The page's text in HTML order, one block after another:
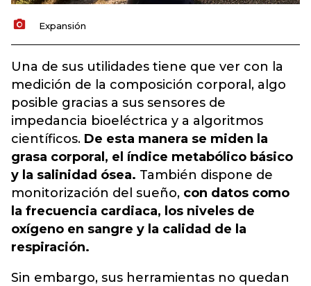
Expansión
Una de sus utilidades tiene que ver con la
medición de la composición corporal, algo
posible gracias a sus sensores de
impedancia bioeléctrica y a algoritmos
científicos. De esta manera se miden la
grasa corporal, el índice metabólico básico
y la salinidad ósea. También dispone de
monitorización del sueño, con datos como
la frecuencia cardiaca, los niveles de
oxígeno en sangre y la calidad de la
respiración.
Sin embargo, sus herramientas no quedan